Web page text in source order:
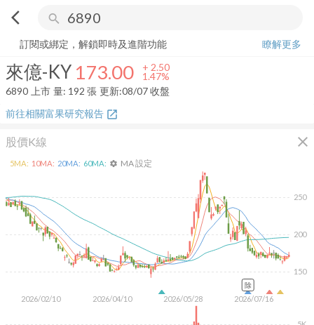
arrow_back_ios search
來億-KY 173.00+ 1.47%
訂閱或綁定，解鎖即時及進階功能
瞭解更多
來億-KY 173.00 + 2.50
1.47%
6890 上市 量: 192 張 更新:08/07 收盤
前往相關富果研究報告 open_in_new
股價K線 close
2026/02/10 2026/04/10 2026/05/28 2026/07/16
150
200
250
5MA: 10MA: 20MA: 60MA: settings MA 設定
除